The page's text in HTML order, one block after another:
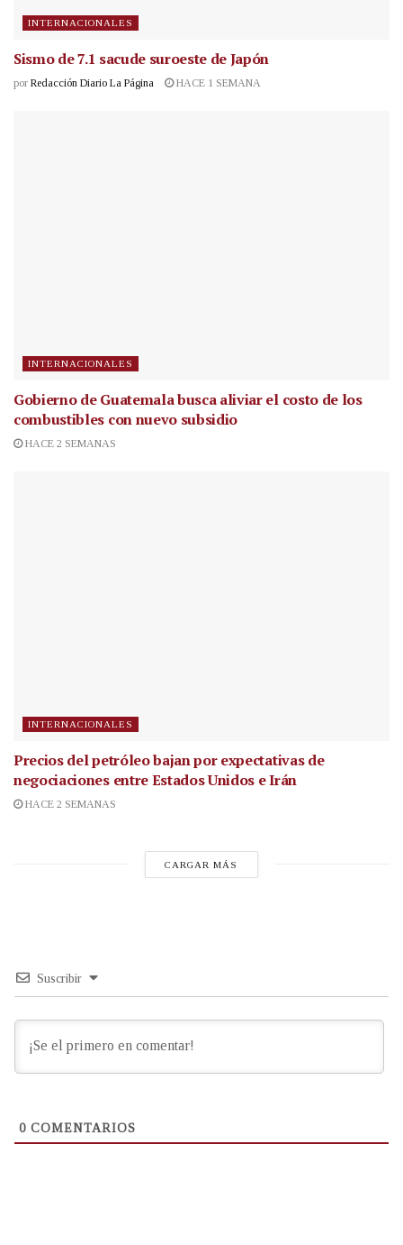
INTERNACIONALES
Sismo de 7.1 sacude suroeste de Japón
por Redacción Diario La Página HACE 1 SEMANA
INTERNACIONALES
Gobierno de Guatemala busca aliviar el costo de los
combustibles con nuevo subsidio
HACE 2 SEMANAS
INTERNACIONALES
Precios del petróleo bajan por expectativas de
negociaciones entre Estados Unidos e Irán
HACE 2 SEMANAS
CARGAR MÁS
Suscribir
0 COMENTARIOS